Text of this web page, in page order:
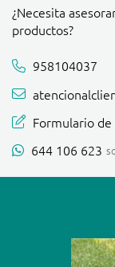
¿Necesita
productos?
958104037
Formulario
644 106 623